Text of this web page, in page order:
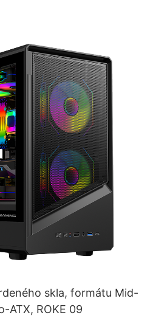
skla, formátu Mid-
ATX, ROKE 09